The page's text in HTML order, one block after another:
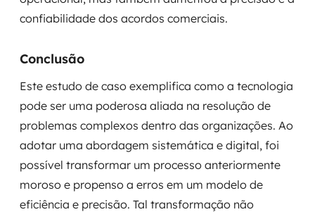
confiabilidade dos acordos comerciais.
Conclusão
Este estudo de caso exemplifica como a tecnologia
pode ser uma poderosa aliada na resolução de
problemas complexos dentro das organizações. Ao
adotar uma abordagem sistemática e digital, foi
possível transformar um processo anteriormente
moroso e propenso a erros em um modelo de
eficiência e precisão. Tal transformação não